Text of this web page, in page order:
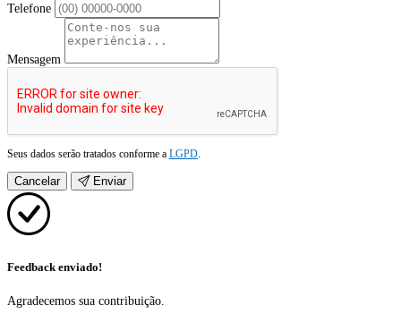
Telefone
Mensagem
Seus dados serão tratados conforme a LGPD.
Cancelar Enviar
Feedback enviado!
Agradecemos sua contribuição.